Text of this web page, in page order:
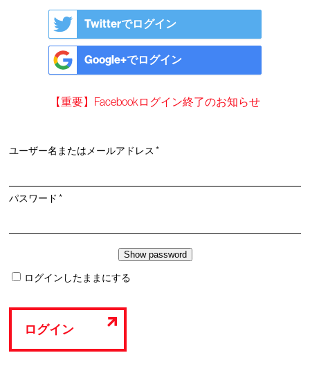
Twitterでログイン
Google+でログイン
【重要】Facebookログイン終了のお知らせ
ユーザー名またはメールアドレス*必
パスワード*必
ログインしたままにする
ログイン